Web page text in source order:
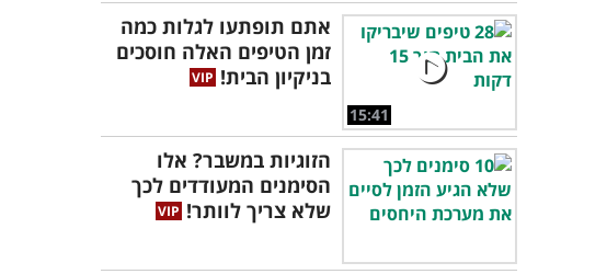
15:41
אתם תופתעו לגלות כמה
זמן הטיפים האלה חוסכים
בניקיון הבית!
הזוגיות במשבר? אלו
הסימנים המעודדים לכך
שלא צריך לוותר!